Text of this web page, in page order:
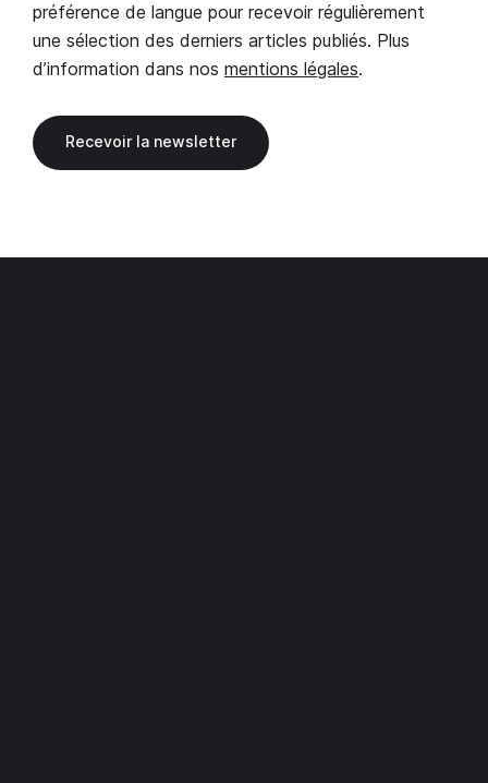
préférence de langue pour recevoir régulièrement
une sélection des derniers articles publiés. Plus
d’information dans nos mentions légales.